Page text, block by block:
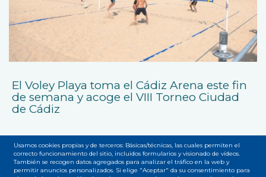
El Voley Playa toma el Cádiz Arena este fin
de semana y acoge el VIII Torneo Ciudad
de Cádiz
Usamos cookies propias y de terceros: Básicas/técnicas, las cuales permiten el
correcto funcionamiento del sitio, incluidos formularios y visionado de vídeos.
También se recogen datos agregados para analizar el tráfico en la web y
permitir anuncios personalizados. Si elige "Aceptar" da su consentimiento para